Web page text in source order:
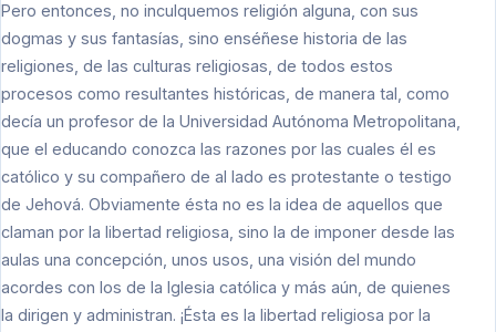
Pero entonces, no inculquemos religión alguna, con sus
dogmas y sus fantasías, sino enséñese historia de las
religiones, de las culturas religiosas, de todos estos
procesos como resultantes históricas, de manera tal, como
decía un profesor de la Universidad Autónoma Metropolitana,
que el educando conozca las razones por las cuales él es
católico y su compañero de al lado es protestante o testigo
de Jehová. Obviamente ésta no es la idea de aquellos que
claman por la libertad religiosa, sino la de imponer desde las
aulas una concepción, unos usos, una visión del mundo
acordes con los de la Iglesia católica y más aún, de quienes
la dirigen y administran. ¡Ésta es la libertad religiosa por la